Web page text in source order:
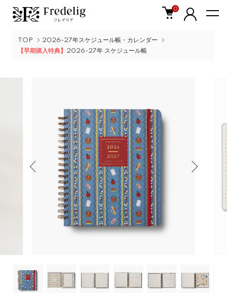
0
TOP
2026-27年スケジュール帳・カレンダー
【早期購入特典】 2026-27年 スケジュール帳